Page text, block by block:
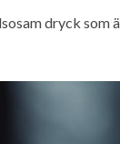
dryck som